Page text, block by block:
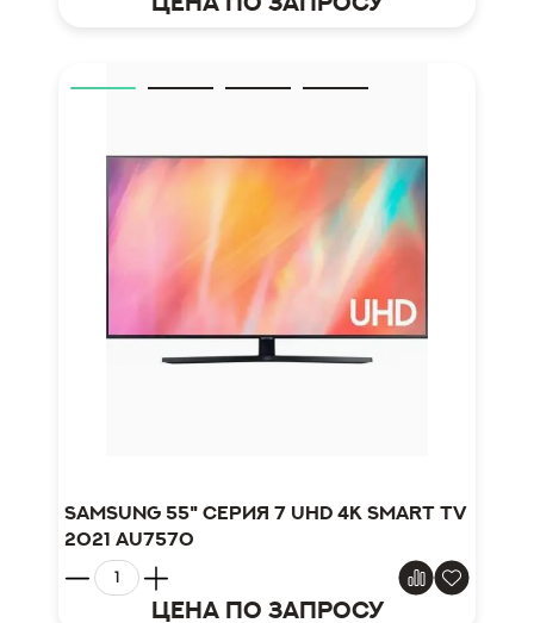
Samsung 55" серия 7 UHD 4K Smart TV
2021 AU7570
Цена по запросу